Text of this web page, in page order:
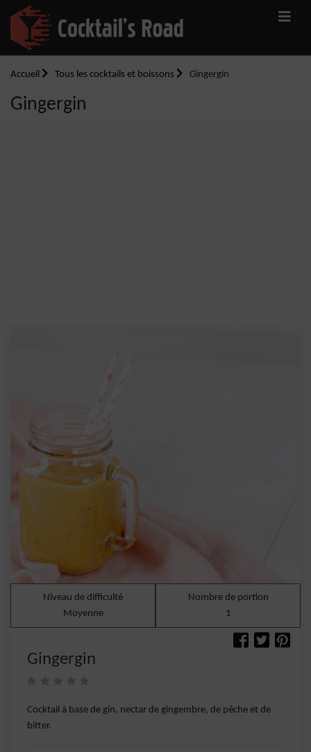
Accueil Tous les cocktails et boissons Gingergin
Gingergin
Niveau de difficulté
Moyenne
Nombre de portion
1
Gingergin
Cocktail à base de gin, nectar de gingembre, de pêche et de
bitter.